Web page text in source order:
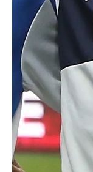
CULTURE
SCIENCES &